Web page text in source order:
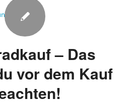
– Das
vor dem Kauf